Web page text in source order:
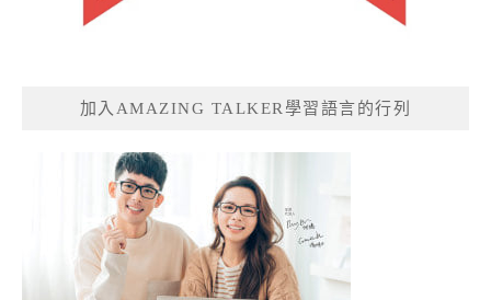
加入AMAZING TALKER學習語言的行列